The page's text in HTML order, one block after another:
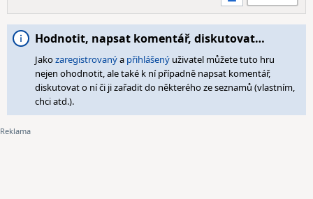
Hodnotit, napsat komentář, diskutovat…
Jakozaregistrovanýa přihlášený uživatel můžete tuto hru
nejen ohodnotit, ale také k ní případně napsat komentář,
diskutovat o ní či ji zařadit do některého ze seznamů (vlastním,
chci atd.).